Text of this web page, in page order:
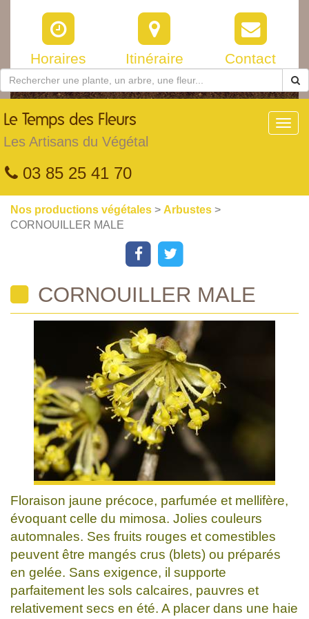
Horaires Itinéraire Contact
Le Temps des Fleurs
Les Artisans du Végétal
03 85 25 41 70
Nos productions végétales > Arbustes >
CORNOUILLER MALE
CORNOUILLER MALE
Floraison jaune précoce, parfumée et mellifère,
évoquant celle du mimosa. Jolies couleurs
automnales. Ses fruits rouges et comestibles
peuvent être mangés crus (blets) ou préparés
en gelée. Sans exigence, il supporte
parfaitement les sols calcaires, pauvres et
relativement secs en été. A placer dans une haie